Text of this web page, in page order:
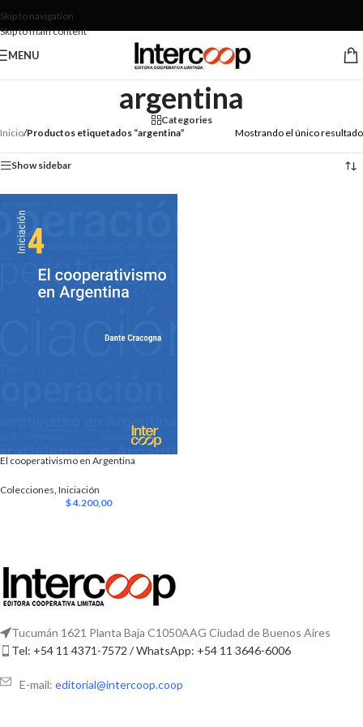
Skip to navigation
Skip to main content
MENU
argentina
Categories
Inicio/Productos etiquetados “argentina” Mostrando el único resultado
Show sidebar
El cooperativismo en Argentina
Colecciones Iniciación
$4.200,00
Tucumán 1621 Planta Baja C1050AAG Ciudad de Buenos Aires
Tel: +54 11 4371-7572 / WhatsApp: +54 11 3646-6006
E-mail: editorial@intercoop.coop